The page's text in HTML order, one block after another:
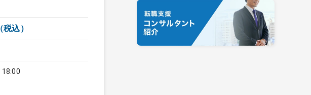
込）
18:00